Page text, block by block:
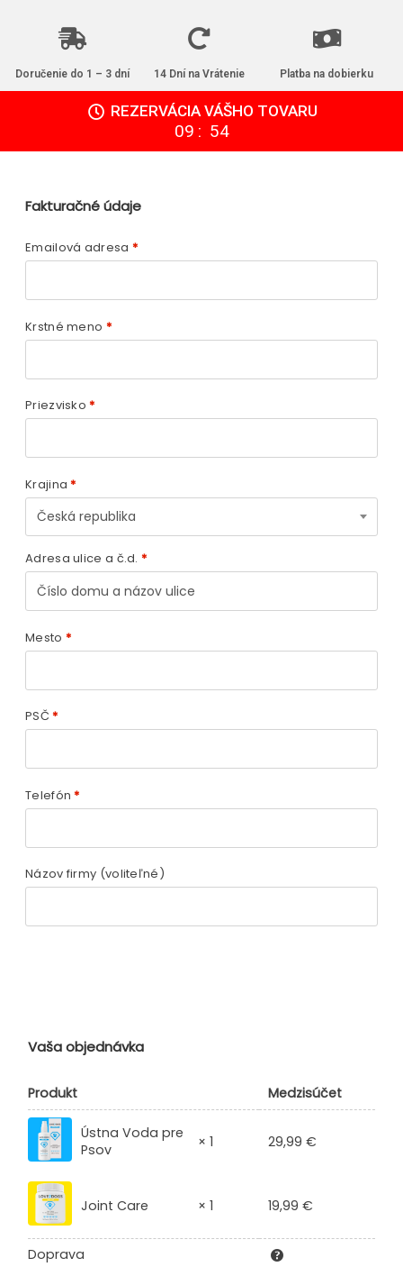
Doručenie do 1 – 3 dní 14 Dní na Vrátenie Platba na dobierku
REZERVÁCIA VÁŠHO TOVARU
09 : 54
Fakturačné údaje
Emailová adresa *
Krstné meno *
Priezvisko*
Krajina*
Česká republika
Adresa ulice a č.d. *
Mesto *
PSČ*
Telefón*
Názov firmy (voliteľné)
Vaša objednávka
Produkt Medzisúčet
Ústna Voda pre
Psov
× 1 29,99 €
Joint Care × 1 19,99 €
Doprava